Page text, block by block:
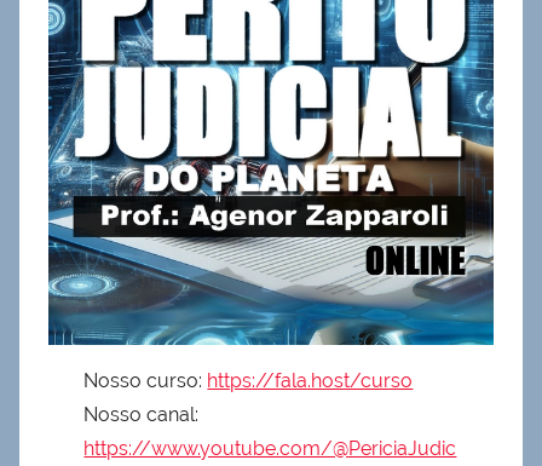
Nosso curso: https://fala.host/curso
Nosso canal:
https://www.youtube.com/@PericiaJudic